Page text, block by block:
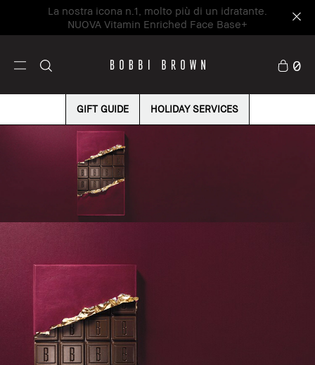
La nostra icona n.1, molto più di un idratante.
NUOVA Vitamin Enriched Face Base+
0
GIFT GUIDE HOLIDAY SERVICES